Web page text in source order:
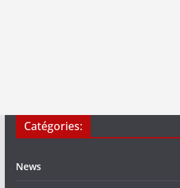
Catégories:
News